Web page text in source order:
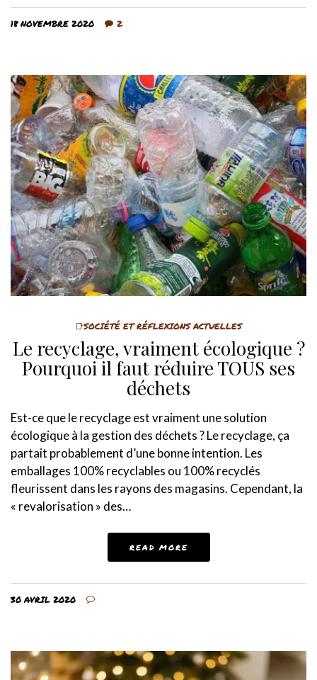
18 NOVEMBRE 2020 2
📑SOCIÉTÉ ET RÉFLEXIONS ACTUELLES
Le recyclage, vraiment écologique ?
Pourquoi il faut réduire TOUS ses
déchets
Est-ce que le recyclage est vraiment une solution
écologique à la gestion des déchets ? Le recyclage, ça
partait probablement d’une bonne intention. Les
emballages 100% recyclables ou 100% recyclés
fleurissent dans les rayons des magasins. Cependant, la
« revalorisation » des…
READ MORE
30 AVRIL 2020